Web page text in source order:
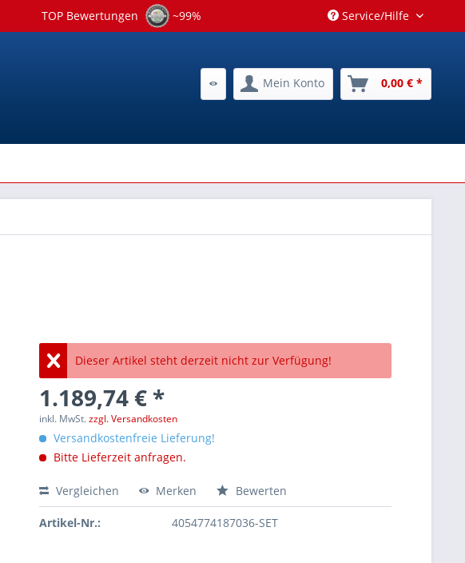
TOP Bewertungen ~99% Service/Hilfe
Mein Konto 0,00 € *
Dieser Artikel steht derzeit nicht zur Verfügung!
1.189,74 € *
inkl. MwSt.zzgl. Versandkosten
Versandkostenfreie Lieferung!
Bitte Lieferzeit anfragen.
Vergleichen Merken Bewerten
Artikel-Nr.: 4054774187036-SET